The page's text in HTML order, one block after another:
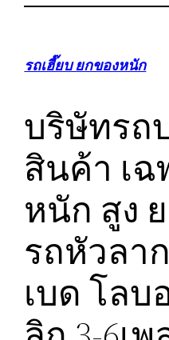
รถเฮี๊ยบ ยกของหนัก
บริษัทรถ
สินค้า เฉ
หนัก สูง
รถหัวลา
เบด โลบ